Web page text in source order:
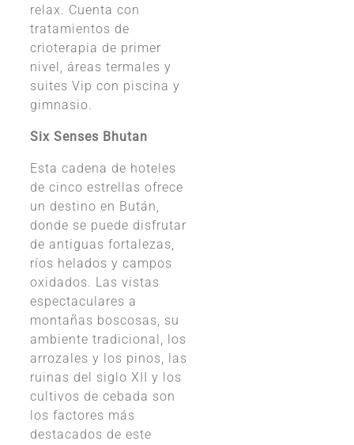
relax. Cuenta con
tratamientos de
crioterapia de primer
nivel, áreas termales y
suites Vip con piscina y
gimnasio.
Six Senses Bhutan
Esta cadena de hoteles
de cinco estrellas ofrece
un destino en Bután,
donde se puede disfrutar
de antiguas fortalezas,
ríos helados y campos
oxidados. Las vistas
espectaculares a
montañas boscosas, su
ambiente tradicional, los
arrozales y los pinos, las
ruinas del siglo XII y los
cultivos de cebada son
los factores más
destacados de este